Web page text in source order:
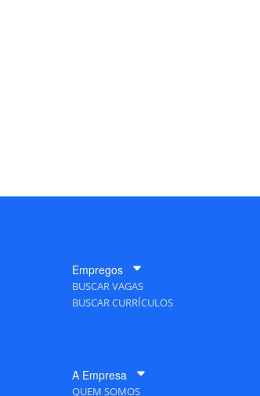
Empregos
BUSCAR VAGAS
BUSCAR CURRÍCULOS
A Empresa
QUEM SOMOS